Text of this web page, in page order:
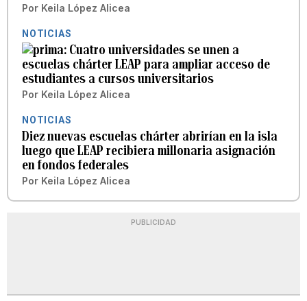
Por Keila López Alicea
NOTICIAS
Cuatro universidades se unen a
escuelas chárter LEAP para ampliar acceso de
estudiantes a cursos universitarios
Por Keila López Alicea
NOTICIAS
Diez nuevas escuelas chárter abrirían en la isla
luego que LEAP recibiera millonaria asignación
en fondos federales
Por Keila López Alicea
PUBLICIDAD